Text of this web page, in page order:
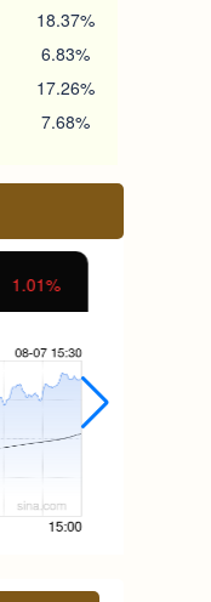
18.37%
6.83%
17.26%
7.68%
1.01%